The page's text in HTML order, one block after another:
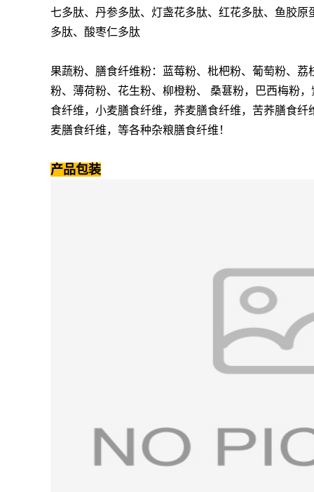
七多肽、丹参多肽、灯盏花多肽、红花多肽、鱼胶
多肽、酸枣仁多肽
果蔬粉、膳食纤维粉：蓝莓粉、枇杷粉、葡萄粉、
粉、薄荷粉、花生粉、柳橙粉、
桑葚粉，巴西梅粉
食纤维，小麦膳食纤维，荞麦膳食纤维，苦荞膳食
麦膳食纤维，等各种杂粮膳食纤维！
产品包装